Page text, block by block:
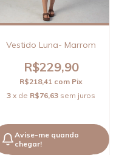
Vestido Luna- Marrom
R$229,90
R$218,41 com Pix
3 x de R$76,63 sem juros
Avise-me quando
chegar!